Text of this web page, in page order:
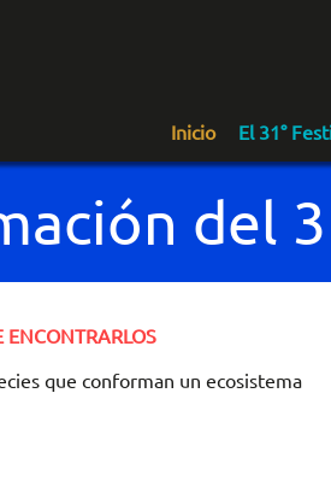
Inicio El 31°
del
ENCONTRARLOS
que conforman un ecosistema